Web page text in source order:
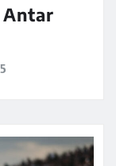
Antar